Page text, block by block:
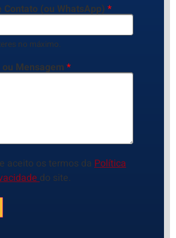
m
e
(ou WhatsApp) *
no máximo.
Mensagem *
aceito os termos da Política
do site.